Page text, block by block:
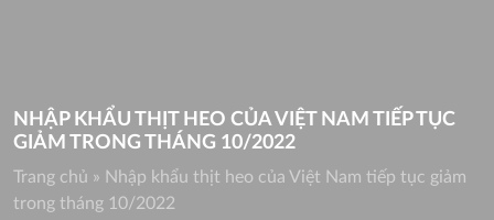
NHẬP KHẨU THỊT HEO CỦA VIỆT NAM TIẾP TỤC
GIẢM TRONG THÁNG 10/2022
Trang chủ » Nhập khẩu thịt heo của Việt Nam tiếp tục giảm
trong tháng 10/2022